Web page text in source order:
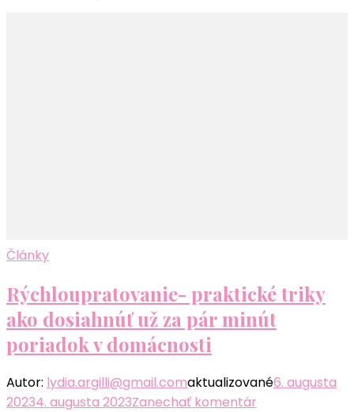
Články
Rýchloupratovanie- praktické triky
ako dosiahnúť už za pár minút
poriadok v domácnosti
Autor: lydia.argilli@gmail.comaktualizované6. augusta
20234. augusta 2023Zanechať komentár